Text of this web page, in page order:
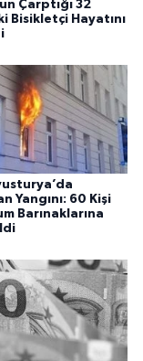
Çarptığı 32
Bisikletçi Hayatını
Yangını: 60 Kişi
Barınaklarına